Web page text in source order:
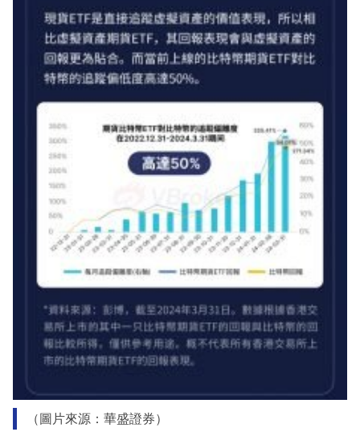
（圖片來源：華盛證券）